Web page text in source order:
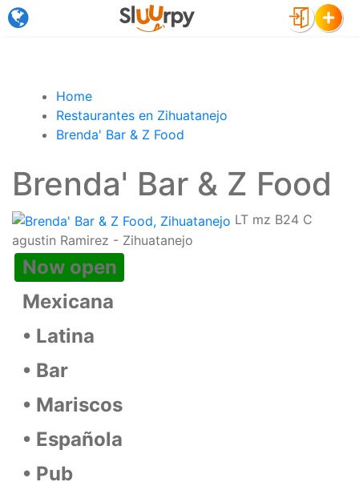
×
Home
Restaurantes en Zihuatanejo
Brenda' Bar & Z Food
Brenda' Bar & Z Food
LT mz B24 C
agustin Ramirez - Zihuatanejo
Now open
Mexicana
• Latina
• Bar
• Mariscos
• Española
• Pub